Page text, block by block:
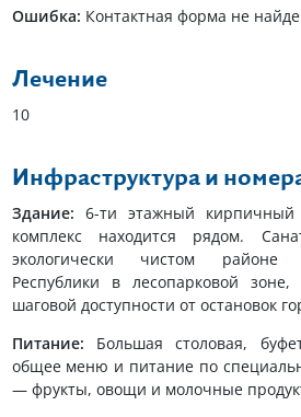
Ошибка: Контактная форма не
Лечение
10
Инфраструктура и
Здание: 6-ти этажный кирпичный
комплекс находится рядом.
экологически чистом районе
Республики в лесопарковой
шаговой доступности от остановок
Питание: Большая столовая,
общее меню и питание по
— фрукты, овощи и молочные